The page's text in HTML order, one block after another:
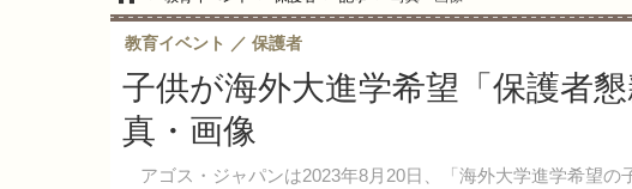
子供が海外大進学希望「保護者
真・画像
アゴス・ジャパンは2023年8月20日、「海外大学進学希望の
教育イベント 保護者